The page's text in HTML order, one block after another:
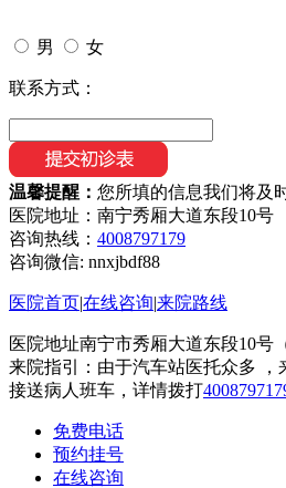
男 女
联系方式：
温馨提醒： 您所填的信息我们将及
医院地址：南宁秀厢大道东段10号
咨询热线： 4008797179
咨询微信: nnxjbdf88
医院首页|在线咨询|来院路线
医院地址南宁市秀厢大道东段10号
来院指引：由于汽车站医托众多 ，
接送病人班车，详情拨打
免费电话
预约挂号
在线咨询